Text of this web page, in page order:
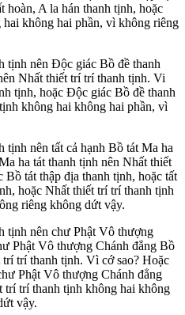
hoàn, A la hán thanh tịnh, hoặc
không hai phần, vì không riêng
tịnh nên Ðộc giác Bồ đề thanh
Nhất thiết trí trí thanh tịnh. Vi
tịnh, hoặc Ðộc giác Bồ đề thanh
không hai không hai phần, vì
nên tất cả hạnh Bồ tát Ma ha
ha tát thanh tịnh nên Nhất thiết
tát thập địa thanh tịnh, hoặc tất
hoặc Nhất thiết trí trí thanh tịnh
riêng không dứt vậy.
tịnh nên chư Phật Vô thượng
Phật Vô thượng Chánh đẳng Bồ
trí thanh tịnh. Vì cớ sao? Hoặc
Phật Vô thượng Chánh đẳng
trí trí thanh tịnh không hai không
vậy.